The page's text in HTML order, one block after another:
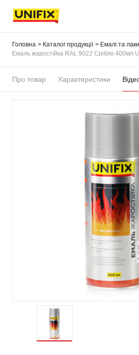
Головна Каталог продукції Емалі та лаки
Емаль жаростійка RAL 9022 Срібло 400мл
Про товар Характеристики